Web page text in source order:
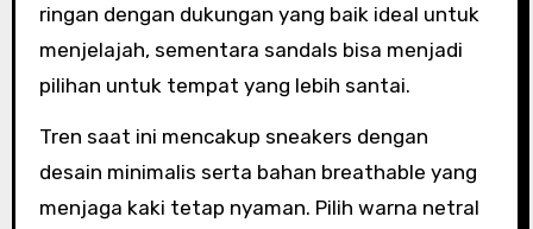
ringan dengan dukungan yang baik ideal untuk
menjelajah, sementara sandals bisa menjadi
pilihan untuk tempat yang lebih santai.
Tren saat ini mencakup sneakers dengan
desain minimalis serta bahan breathable yang
menjaga kaki tetap nyaman. Pilih warna netral